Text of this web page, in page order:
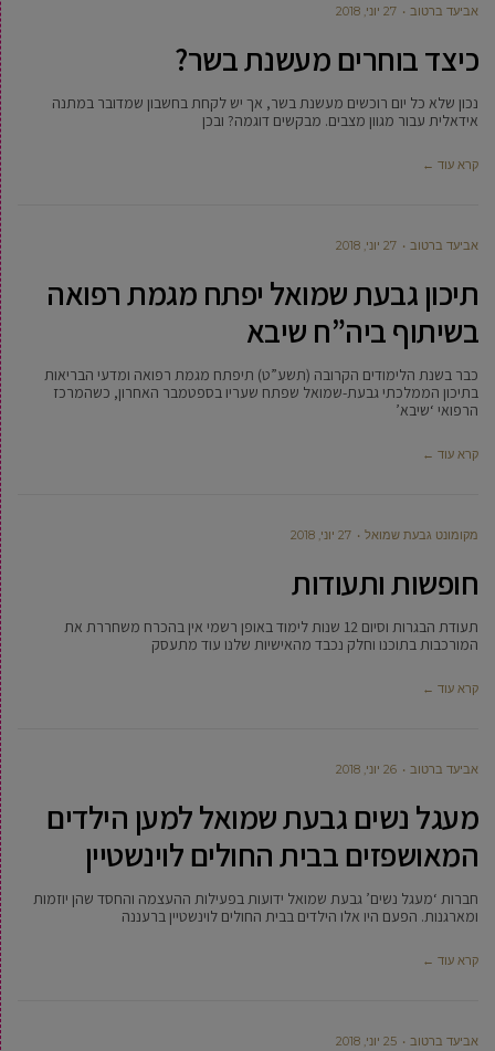
אביעד ברטוב 27 יוני, 2018
כיצד בוחרים מעשנת בשר?
נכון שלא כל יום רוכשים מעשנת בשר, אך יש לקחת בחשבון שמדובר במתנה
אידאלית עבור מגוון מצבים. מבקשים דוגמה? ובכן
קרא עוד ←
אביעד ברטוב 27 יוני, 2018
תיכון גבעת שמואל יפתח מגמת רפואה
בשיתוף ביה”ח שיבא
כבר בשנת הלימודים הקרובה (תשע”ט) תיפתח מגמת רפואה ומדעי הבריאות
בתיכון הממלכתי גבעת-שמואל שפתח שעריו בספטמבר האחרון, כשהמרכז
הרפואי ‘שיבא’
קרא עוד ←
מקומונט גבעת שמואל 27 יוני, 2018
חופשות ותעודות
תעודת הבגרות וסיום 12 שנות לימוד באופן רשמי אין בהכרח משחררת את
המורכבות בתוכנו וחלק נכבד מהאישיות שלנו עוד מתעסק
קרא עוד ←
אביעד ברטוב 26 יוני, 2018
מעגל נשים גבעת שמואל למען הילדים
המאושפזים בבית החולים לוינשטיין
חברות ‘מעגל נשים’ גבעת שמואל ידועות בפעילות ההעצמה והחסד שהן יוזמות
ומארגנות. הפעם היו אלו הילדים בבית החולים לוינשטיין ברעננה
קרא עוד ←
אביעד ברטוב 25 יוני, 2018